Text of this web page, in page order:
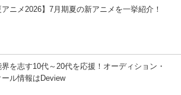
アニメ2026】7月期夏の新アニメを一挙紹介！
を志す10代～20代を応援！オーディション・
ール情報はDeview